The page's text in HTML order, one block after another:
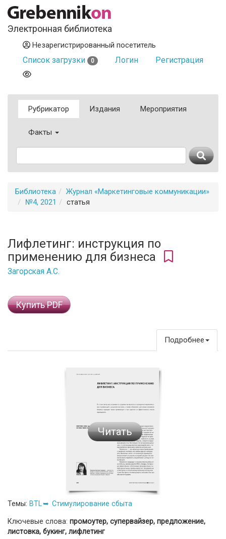
Электронная библиотека
Незарегистрированный посетитель
Список загрузки 0 Логин Регистрация
Рубрикатор Издания Мероприятия
Факты
Библиотека
Журнал «Маркетинговые коммуникации»
№4, 2021
статья
Лифлетинг: инструкция по
применению для бизнеса
Загорская А.С.
Купить PDF
Подробнее
Читать
Темы: BTL Стимулирование сбыта
Ключевые слова: промоутер, супервайзер, предложение,
листовка, букинг, лифлетинг